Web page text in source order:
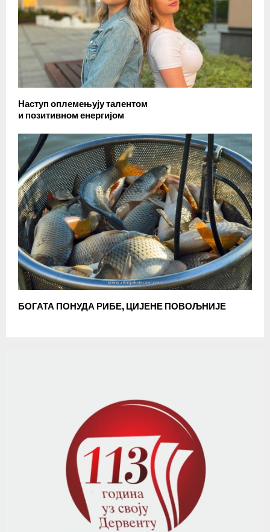
Наступ оплемењују талентом
и позитивном енергијом
БОГАТА ПОНУДА РИБЕ, ЦИЈЕНЕ ПОВОЉНИЈЕ